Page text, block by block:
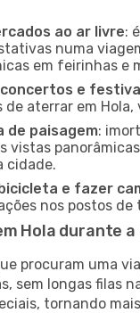
ao ar livre:
numa
em feirinhas e
e
de aterrar em
de paisagem:
vistas
cidade.
e fazer
nos postos de
Hola durante
procuram uma
sem longas filas
tornando